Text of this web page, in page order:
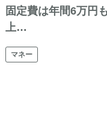
固定費は年間6万円
上…
マネー